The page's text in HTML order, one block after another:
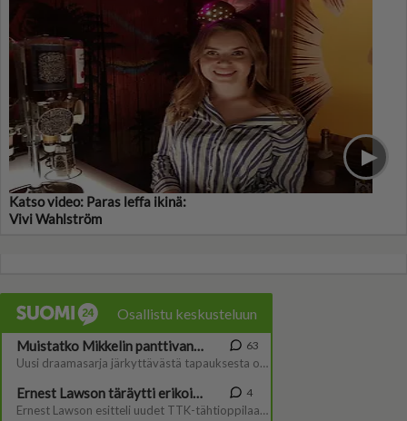
Katso video: Paras leffa ikinä:
Vivi Wahlström